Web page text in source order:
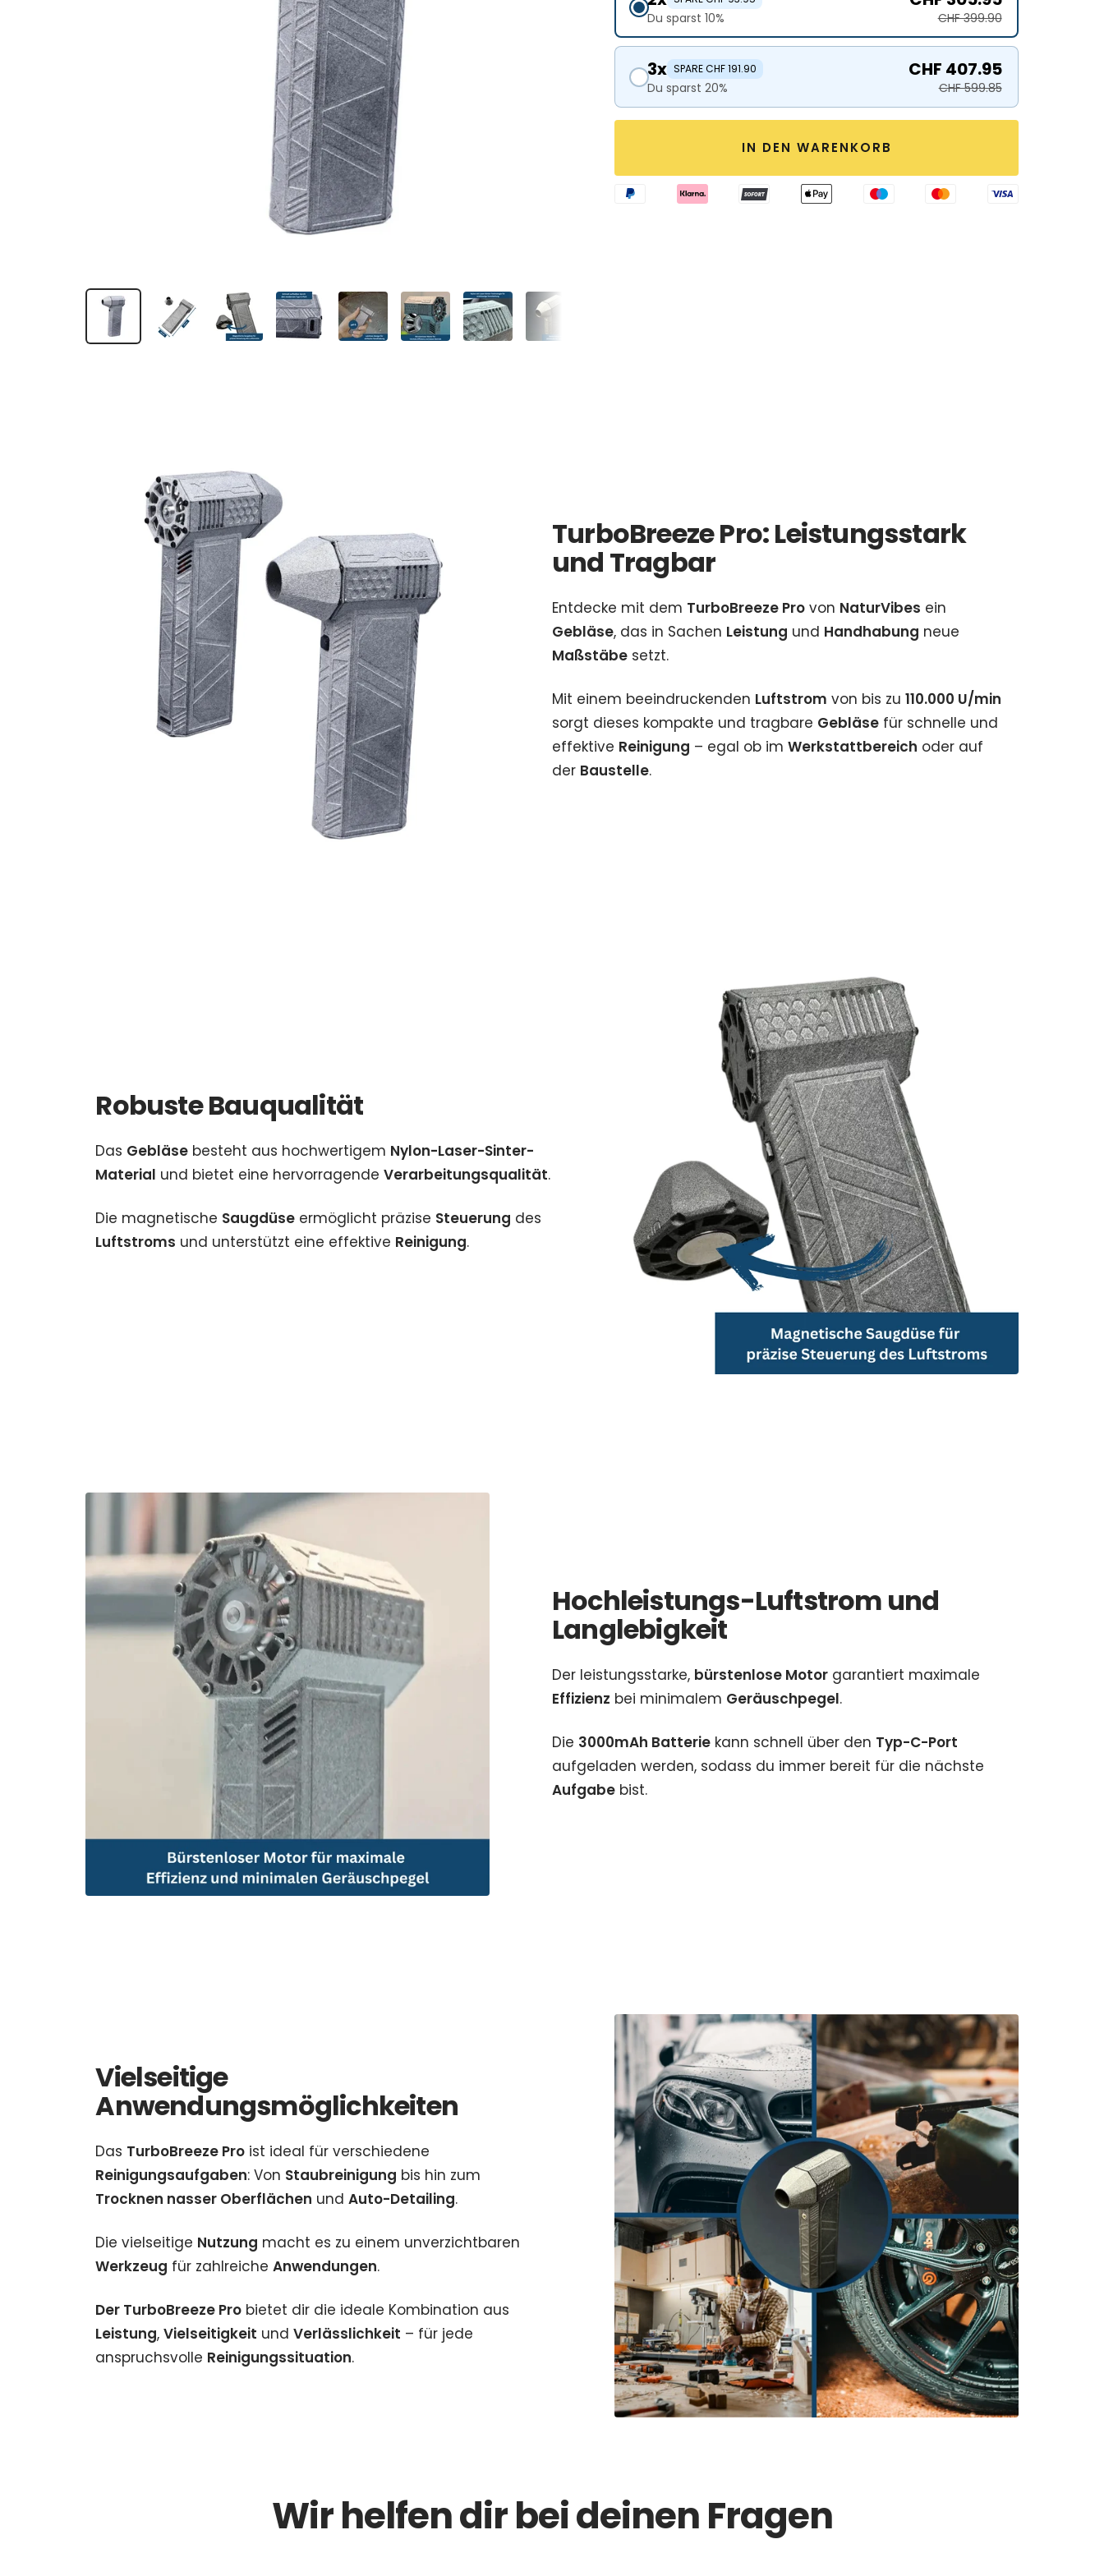
Du sparst 10% CHF 399.90
3x SPARE CHF 191.90
Du sparst 20%
CHF 407.95
CHF 599.85
IN DEN WARENKORB
TurboBreeze Pro: Leistungsstark
und Tragbar
Entdecke mit dem TurboBreeze Provon NaturVibes ein
Gebläse, das in Sachen Leistung und Handhabung neue
Maßstäbesetzt.
Mit einem beeindruckenden Luftstrom von bis zu 110.000 U/min
sorgt dieses kompakte und tragbare Gebläsefür schnelle und
effektive Reinigung – egal ob im Werkstattbereich oder auf
der Baustelle.
Robuste Bauqualität
Das Gebläse besteht aus hochwertigem Nylon-Laser-Sinter-
Material und bietet eine hervorragendeVerarbeitungsqualität.
Die magnetische Saugdüse ermöglicht präzise Steuerung des
Luftstroms und unterstützt eine effektive Reinigung.
Hochleistungs-Luftstrom und
Langlebigkeit
Der leistungsstarke, bürstenlose Motorgarantiert maximale
Effizienz bei minimalem Geräuschpegel.
Die 3000mAh Batteriekann schnell über den Typ-C-Port
aufgeladen werden, sodass du immer bereit für die nächste
Aufgabebist.
Vielseitige
Anwendungsmöglichkeiten
Das TurboBreeze Pro ist ideal für verschiedene
Reinigungsaufgaben: Von Staubreinigung bis hin zum
Trocknen nasser Oberflächen undAuto-Detailing.
Die vielseitige Nutzung macht es zu einem unverzichtbaren
Werkzeug für zahlreicheAnwendungen.
Der TurboBreeze Pro bietet dir die ideale Kombination aus
Leistung,Vielseitigkeit undVerlässlichkeit – für jede
anspruchsvolle Reinigungssituation.
Wir helfen dir bei deinen Fragen